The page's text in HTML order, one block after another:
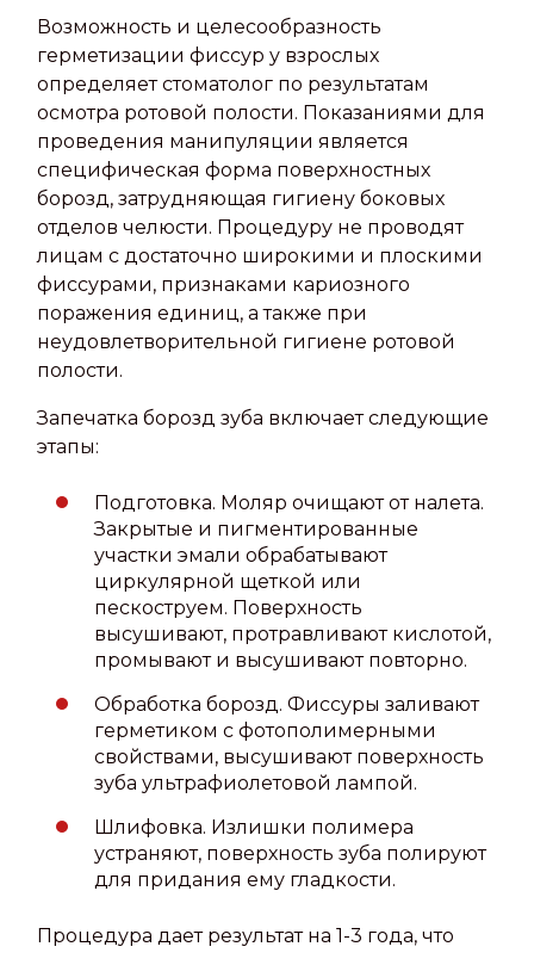
Возможность и целесообразность
герметизации фиссур у взрослых
определяет стоматолог по результатам
осмотра ротовой полости. Показаниями для
проведения манипуляции является
специфическая форма поверхностных
борозд, затрудняющая гигиену боковых
отделов челюсти. Процедуру не проводят
лицам с достаточно широкими и плоскими
фиссурами, признаками кариозного
поражения единиц, а также при
неудовлетворительной гигиене ротовой
полости.
Запечатка борозд зуба включает следующие
этапы:
Подготовка. Моляр очищают от налета.
Закрытые и пигментированные
участки эмали обрабатывают
циркулярной щеткой или
пескоструем. Поверхность
высушивают, протравливают кислотой,
промывают и высушивают повторно.
Обработка борозд. Фиссуры заливают
герметиком с фотополимерными
свойствами, высушивают поверхность
зуба ультрафиолетовой лампой.
Шлифовка. Излишки полимера
устраняют, поверхность зуба полируют
для придания ему гладкости.
Процедура дает результат на 1-3 года, что